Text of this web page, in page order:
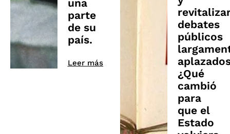
una
parte
de su
país.
Leer más
debates
públicos
¿Qué
cambió
para
que el
Estado